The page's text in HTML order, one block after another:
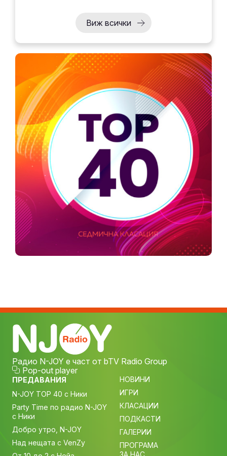
Виж всички
Радио N-JOY е част от bTV Radio Group
Pop-out player
ПРЕДАВАНИЯ
N-JOY TOP 40 с Ники
Party Time по радио N-JOY
с Ники
Добро утро, N-JOY
Над нещата с VenZy
НОВИНИ
ИГРИ
КЛАСАЦИИ
ПОДКАСТИ
ГАЛЕРИИ
ПРОГРАМА
ЗА НАС